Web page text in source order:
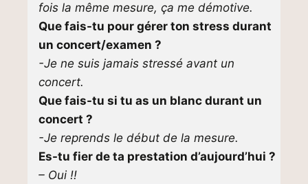
fois la même mesure, ça me démotive.
Que fais-tu pour gérer ton stress durant
un concert/examen ?
-Je ne suis jamais stressé avant un
concert.
Que fais-tu si tu as un blanc durant un
concert ?
-Je reprends le début de la mesure.
Es-tu fier de ta prestation d’aujourd’hui ?
– Oui !!